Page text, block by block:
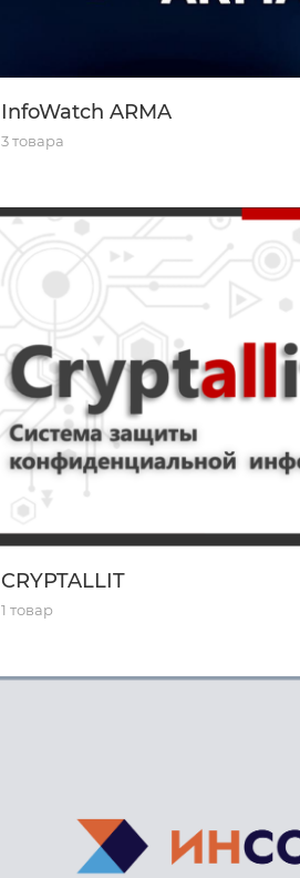
InfoWatch ARMA
3 товара
CRYPTALLIT
1 товар